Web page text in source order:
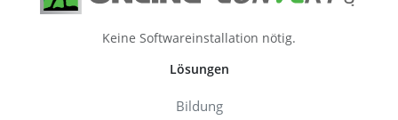
Keine Softwareinstallation nötig.
Lösungen
Bildung